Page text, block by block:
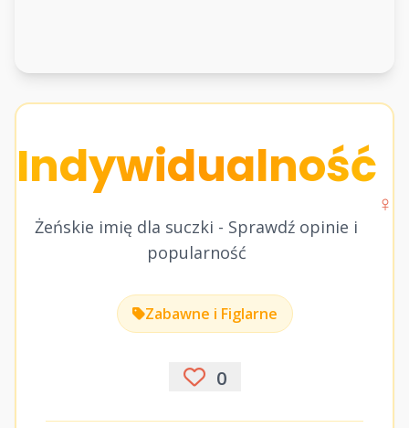
Indywidualność
Żeńskie imię dla suczki - Sprawdź opinie i
popularność
♀
Zabawne i Figlarne
0